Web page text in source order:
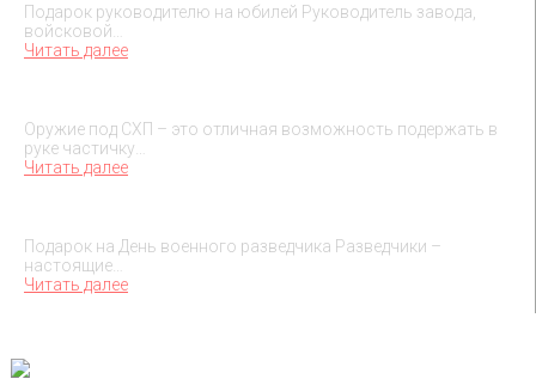
Подарок руководителю на юбилей Руководитель завода,
войсковой…
Читать далее
Оружие под СХП – это отличная возможность подержать в
руке частичку…
Читать далее
Подарок на День военного разведчика Разведчики –
настоящие…
Читать далее